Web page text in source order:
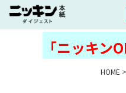
「ニッキン
HOME >